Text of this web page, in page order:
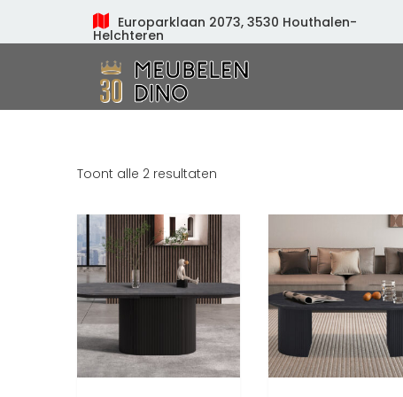
Europarklaan 2073, 3530 Houthalen-
Helchteren
Toont alle 2 resultaten